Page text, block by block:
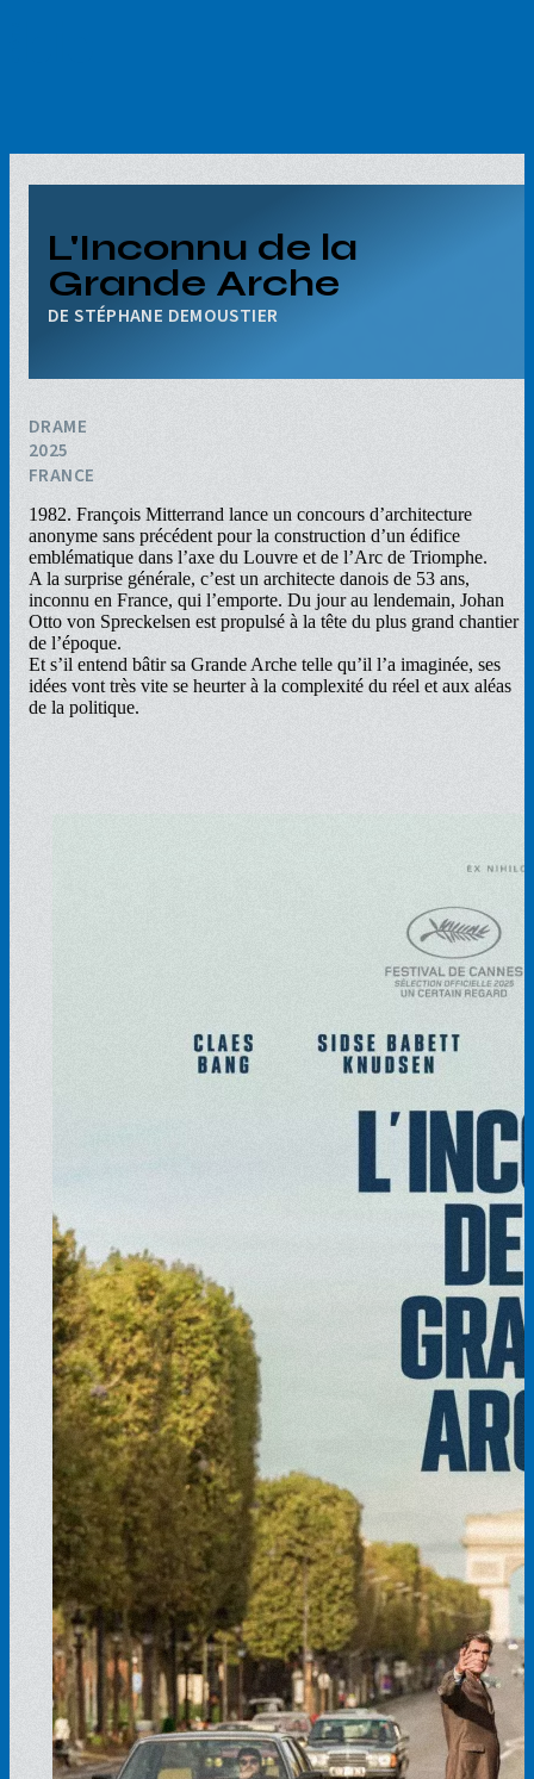
L'Inconnu de la
Grande Arche
STÉPHANE DEMOUSTIER
DRAME
2025
FRANCE
1982. François Mitterrand lance un concours d’architecture
anonyme sans précédent pour la construction d’un édifice
emblématique dans l’axe du Louvre et de l’Arc de Triomphe.
A la surprise générale, c’est un architecte danois de 53 ans,
inconnu en France, qui l’emporte. Du jour au lendemain, Johan
Otto von Spreckelsen est propulsé à la tête du plus grand chantier
de l’époque.
Et s’il entend bâtir sa Grande Arche telle qu’il l’a imaginée, ses
idées vont très vite se heurter à la complexité du réel et aux aléas
de la politique.